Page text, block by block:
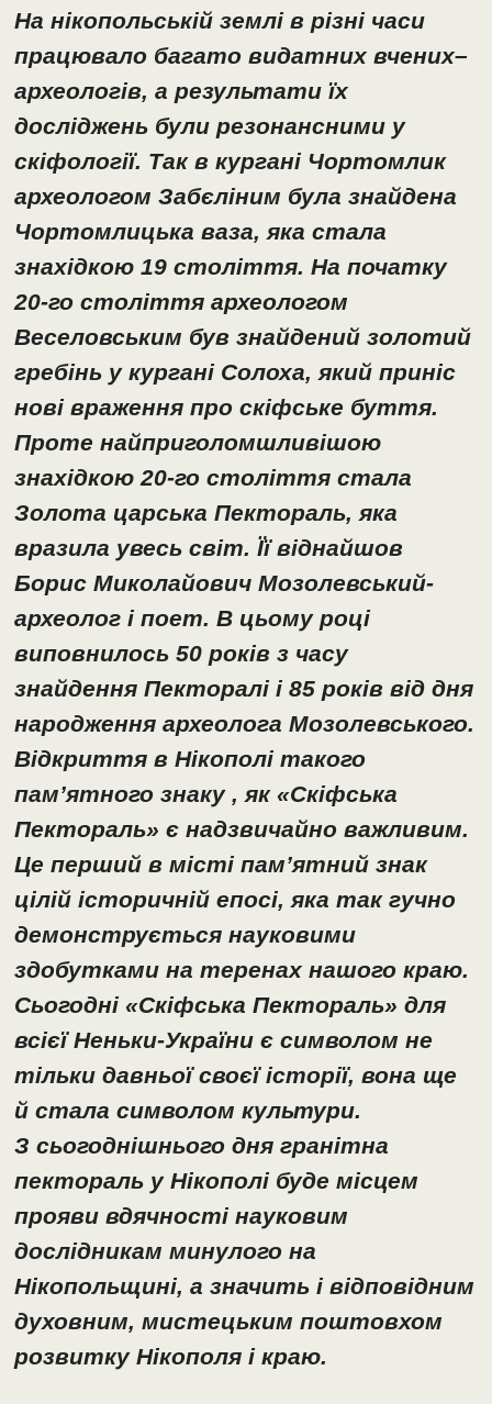
На нікопольській землі в різні часи
працювало багато видатних вчених–
археологів, а результати їх
досліджень були резонансними у
скіфології. Так в кургані Чортомлик
археологом Забєліним була знайдена
Чортомлицька ваза, яка стала
знахідкою 19 століття. На початку
20-го століття археологом
Веселовським був знайдений золотий
гребінь у кургані Солоха, який приніс
нові враження про скіфське буття.
Проте найприголомшливішою
знахідкою 20-го століття стала
Золота царська Пектораль, яка
вразила увесь світ. Її віднайшов
Борис Миколайович Мозолевський-
археолог і поет. В цьому році
виповнилось 50 років з часу
знайдення Пекторалі і 85 років від дня
народження археолога Мозолевського.
Відкриття в Нікополі такого
пам’ятного знаку , як «Скіфська
Пектораль» є надзвичайно важливим.
Це перший в місті пам’ятний знак
цілій історичній епосі, яка так гучно
демонструється науковими
здобутками на теренах нашого краю.
Сьогодні «Скіфська Пектораль» для
всієї Неньки-України є символом не
тільки давньої своєї історії, вона ще
й стала символом культури.
З сьогоднішнього дня гранітна
пектораль у Нікополі буде місцем
прояви вдячності науковим
дослідникам минулого на
Нікопольщині, а значить і відповідним
духовним, мистецьким поштовхом
розвитку Нікополя і краю.